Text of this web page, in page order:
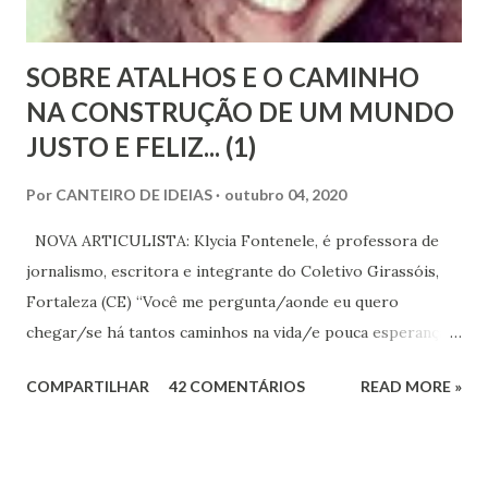
SOBRE ATALHOS E O CAMINHO
NA CONSTRUÇÃO DE UM MUNDO
JUSTO E FELIZ... (1)
Por CANTEIRO DE IDEIAS outubro 04, 2020
NOVA ARTICULISTA: Klycia Fontenele, é professora de
jornalismo, escritora e integrante do Coletivo Girassóis,
Fortaleza (CE) “Você me pergunta/aonde eu quero
chegar/se há tantos caminhos na vida/e pouca esperança
ar...”[Caminhos, Raul Seixas] Quem vive relativamente
COMPARTILHAR 42 COMENTÁRIOS READ MORE »